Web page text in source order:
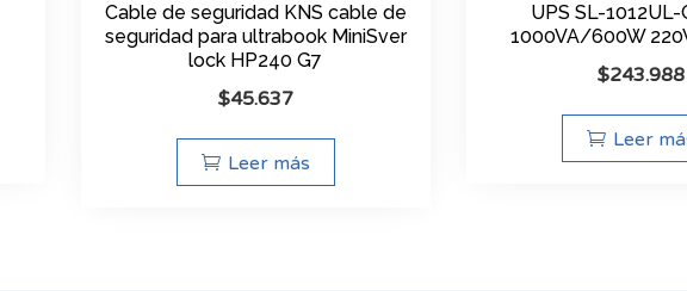
Cable de seguridad KNS cable de
seguridad para ultrabook MiniSver
lock HP240 G7
$45.637
Leer más
UPS SL-1012UL-
1000VA/600W
$243.988
Leer